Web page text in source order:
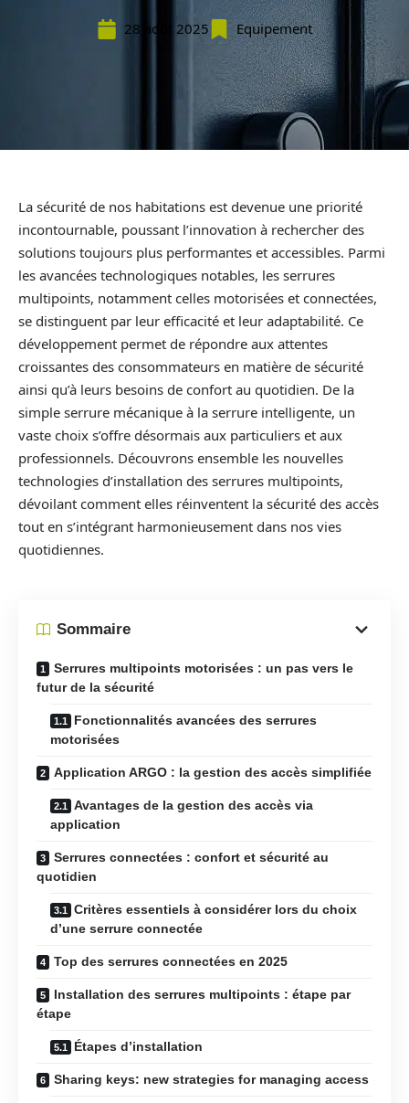
28 août 2025 Equipement
La sécurité de nos habitations est devenue une priorité
incontournable, poussant l’innovation à rechercher des
solutions toujours plus performantes et accessibles. Parmi
les avancées technologiques notables, les serrures
multipoints, notamment celles motorisées et connectées,
se distinguent par leur efficacité et leur adaptabilité. Ce
développement permet de répondre aux attentes
croissantes des consommateurs en matière de sécurité
ainsi qu’à leurs besoins de confort au quotidien. De la
simple serrure mécanique à la serrure intelligente, un
vaste choix s’offre désormais aux particuliers et aux
professionnels. Découvrons ensemble les nouvelles
technologies d’installation des serrures multipoints,
dévoilant comment elles réinventent la sécurité des accès
tout en s’intégrant harmonieusement dans nos vies
quotidiennes.
Sommaire
Serrures multipoints motorisées : un pas vers le
futur de la sécurité
Fonctionnalités avancées des serrures
motorisées
Application ARGO : la gestion des accès simplifiée
Avantages de la gestion des accès via
application
Serrures connectées : confort et sécurité au
quotidien
Critères essentiels à considérer lors du choix
d’une serrure connectée
Top des serrures connectées en 2025
Installation des serrures multipoints : étape par
étape
Étapes d’installation
Sharing keys: new strategies for managing access